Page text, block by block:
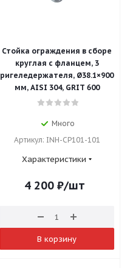
Стойка ограждения в сборе
круглая с фланцем, 3
ригеледержателя, Ø38.1×900
мм, AISI 304, GRIT 600
Много
Артикул: INH-CP101-101
Характеристики
4 200 ₽/шт
В корзину